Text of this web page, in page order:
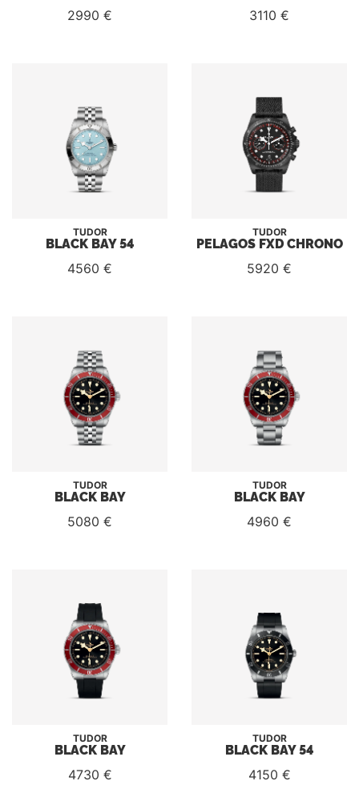
2990 € 3110 €
TUDOR
BLACK BAY 54
4560 €
TUDOR
PELAGOS FXD CHRONO
5920 €
TUDOR
BLACK BAY
5080 €
TUDOR
BLACK BAY
4960 €
TUDOR
BLACK BAY
4730 €
TUDOR
BLACK BAY 54
4150 €